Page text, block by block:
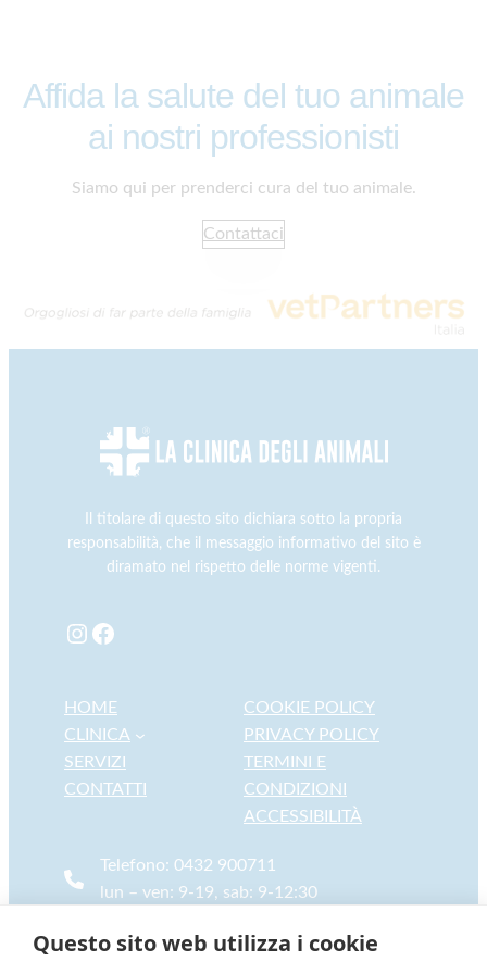
Questo sito web utilizza i cookie
Affida la salute del tuo animale
ai nostri professionisti
Siamo qui per prenderci cura del tuo animale.
Contattaci
Il titolare di questo sito dichiara sotto la propria
responsabilità, che il messaggio informativo del sito è
diramato nel rispetto delle norme vigenti.
Instagram
Facebook
HOME
CLINICA
SERVIZI
CONTATTI
COOKIE POLICY
PRIVACY POLICY
TERMINI E
CONDIZIONI
ACCESSIBILITÀ
Telefono: 0432 900711
lun – ven: 9-19, sab: 9-12:30